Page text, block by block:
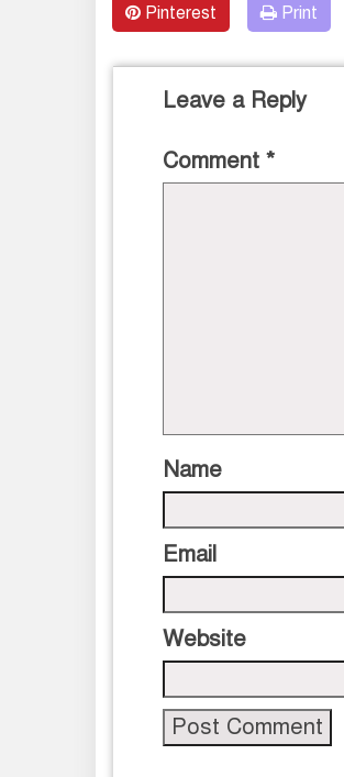
Pinterest Print
Leave a Reply
Comment *
Name
Email
Website